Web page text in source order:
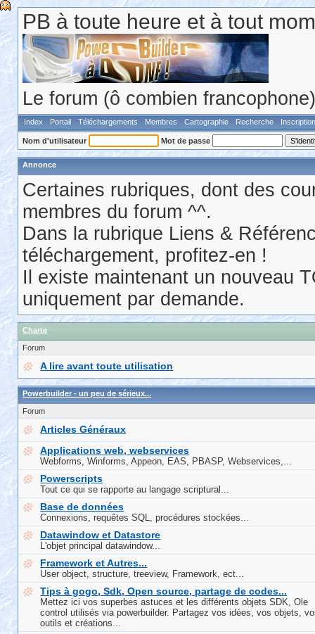
PB à toute heure et à tout
Le forum (ô combien
Index Portail Téléchargements Membres Cartographie Recherche Inscription
Nom d'utilisateur Mot de passe
Annonce
Certaines rubriques, dont des
membres du forum ^^.
Dans la rubrique Liens &
téléchargement, profitez-en !
Il existe maintenant un nouveau
uniquement par demande.
Charte
Forum
A lire avant toute utilisation
Powerbuilder - un peu de sérieux...
Forum
Articles Généraux
Applications web, webservices
Webforms, Winforms, Appeon, EAS, PBASP, Webservices,...
Powerscripts
Tout ce qui se rapporte au langage scriptural...
Base de données
Connexions, requêtes SQL, procédures stockées...
Datawindow et Datastore
L'objet principal datawindow...
Framework et Autres...
User object, structure, treeview, Framework, ect...
Tips à gogo, Sdk, Open source, partage de codes...
Mettez ici vos superbes astuces et les différents objets SDK, Ole
control utilisés via powerbuilder. Partagez vos idées, vos objets,
outils et créations...